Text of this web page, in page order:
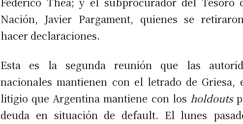
Nación, Javier Pargament, quienes se
hacer declaraciones.
Esta es la segunda reunión que las
nacionales mantienen con el letrado de Griesa,
litigio que Argentina mantiene con los holdouts
deuda en situación de default. El lunes